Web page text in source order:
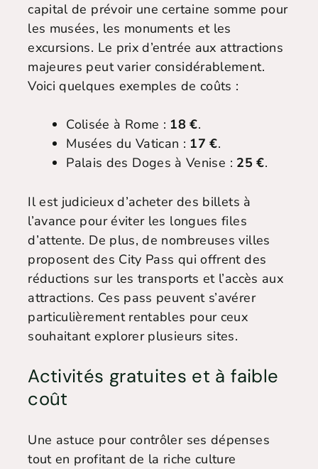
capital de prévoir une certaine somme pour
les musées, les monuments et les
excursions. Le prix d’entrée aux attractions
majeures peut varier considérablement.
Voici quelques exemples de coûts :
Colisée à Rome : 18 €.
Musées du Vatican : 17 €.
Palais des Doges à Venise : 25 €.
Il est judicieux d’acheter des billets à
l’avance pour éviter les longues files
d’attente. De plus, de nombreuses villes
proposent des City Pass qui offrent des
réductions sur les transports et l’accès aux
attractions. Ces pass peuvent s’avérer
particulièrement rentables pour ceux
souhaitant explorer plusieurs sites.
Activités gratuites et à faible
coût
Une astuce pour contrôler ses dépenses
tout en profitant de la riche culture